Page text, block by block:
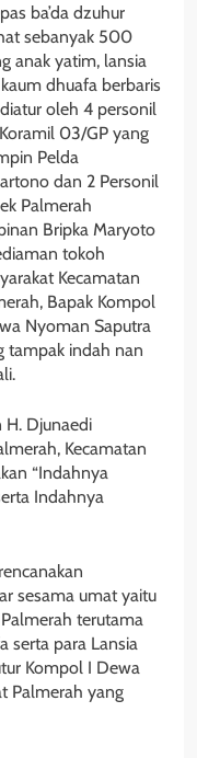
ba’da dzuhur
sebanyak 500
anak yatim, lansia
dhuafa berbaris
oleh 4 personil
03/GP yang
Pelda
dan 2 Personil
Palmerah
Bripka Maryoto
tokoh
Kecamatan
Bapak Kompol
Nyoman Saputra
tampak indah nan
H. Djunaedi
Kecamatan
“Indahnya
Indahnya
sesama umat yaitu
terutama
serta para Lansia
Kompol I Dewa
Palmerah yang